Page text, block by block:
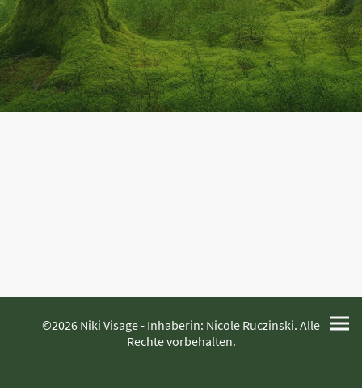
©2026 Niki Visage - Inhaberin: Nicole Ruczinski. Alle
Rechte vorbehalten.